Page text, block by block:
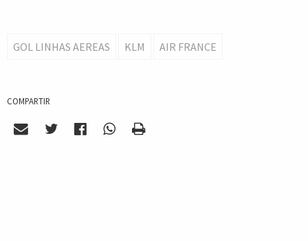
GOL LINHAS AEREAS KLM AIR FRANCE
COMPARTIR